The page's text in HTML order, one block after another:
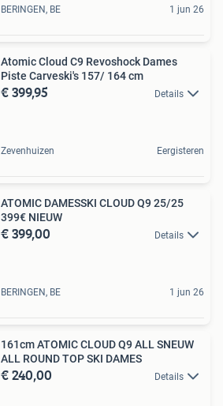
BERINGEN, BE 1 jun 26
Atomic Cloud C9 Revoshock Dames
Piste Carveski's 157/ 164 cm
€ 399,95 Details
Zevenhuizen Eergisteren
ATOMIC DAMESSKI CLOUD Q9 25/25
399€ NIEUW
€ 399,00 Details
BERINGEN, BE 1 jun 26
161cm ATOMIC CLOUD Q9 ALL SNEUW
ALL ROUND TOP SKI DAMES
€ 240,00 Details